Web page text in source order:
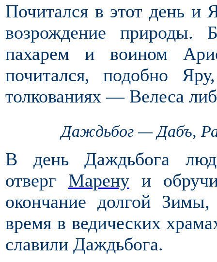
Почитался в этот день и
возрождение природы.
пахарем и воином
почитался, подобно
толкованиях — Велеса
Даждьбог — Дабъ,
В день Даждьбога
отверг Маренуи
окончание долгой
время в ведических
славили Даждьбога.